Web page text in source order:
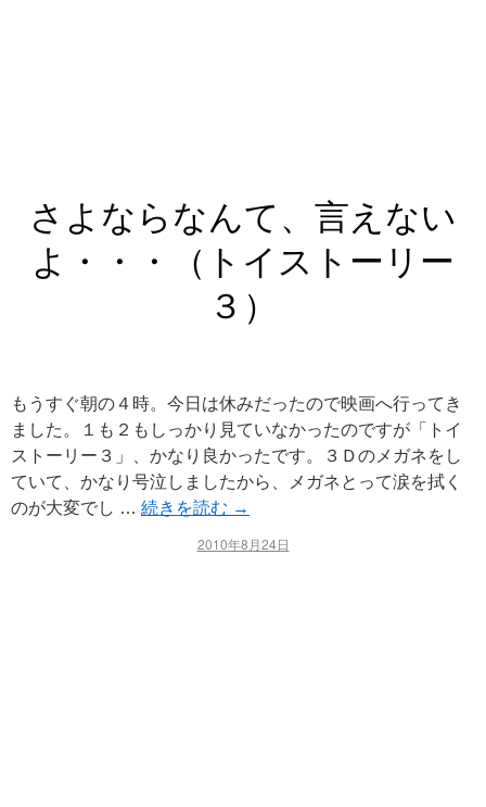
さよならなんて、言えない
よ・・・（トイストーリー
３）
もうすぐ朝の４時。今日は休みだったので映画へ行ってき
ました。１も２もしっかり見ていなかったのですが「トイ
ストーリー３」、かなり良かったです。３Ｄのメガネをし
ていて、かなり号泣しましたから、メガネとって涙を拭く
のが大変でし … 続きを読む →
2010年8月24日